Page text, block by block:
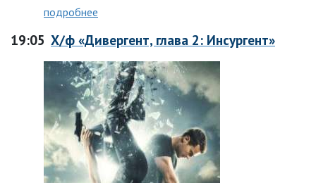
подробнее
19:05 Х/ф «Дивергент, глава 2: Инсургент»